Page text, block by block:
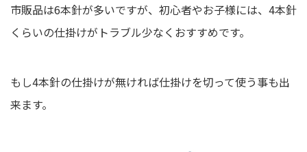
市販品は6本針が多いですが、初心者やお子様には、4本針
くらいの仕掛けがトラブル少なくおすすめです。
もし4本針の仕掛けが無ければ仕掛けを切って使う事も出
来ます。